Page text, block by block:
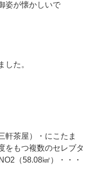
姿が懐かしいで
した。
軒茶屋）・にこたま
をもつ複数のセレブタ
（58.08㎢）・・・